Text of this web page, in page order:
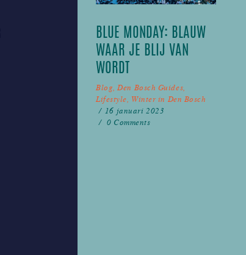
BLUE MONDAY: BLAUW
WAAR JE BLIJ VAN
WORDT
Blog,Den Bosch Guides,
Lifestyle, Winter in Den Bosch
16 januari 2023
0 Comments